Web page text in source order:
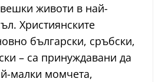
животи в най-
Християнските
български, сръбски,
– са принуждавани да
малки момчета,